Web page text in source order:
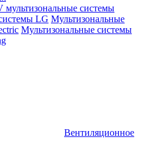
мультизональные системы
LG Мультизональные
Мультизональные системы
Вентиляционное